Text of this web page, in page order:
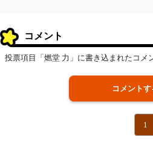
コメント
投票項目「燃堂 力」に書き込まれたコメ
コメントす
1